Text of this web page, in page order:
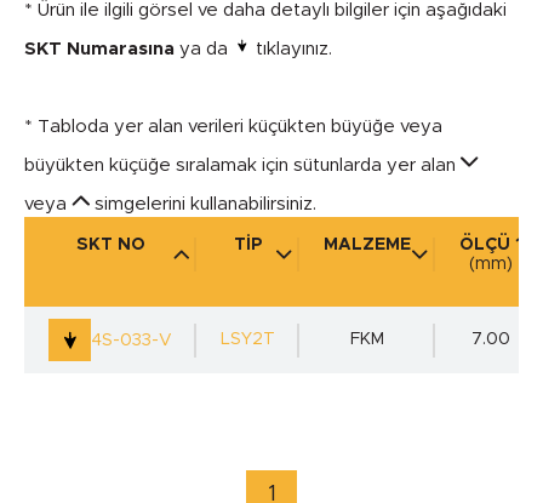
* Ürün ile ilgili görsel ve daha detaylı bilgiler için aşağıdaki
SKT Numarasına ya da tıklayınız.
* Tabloda yer alan verileri küçükten büyüğe veya
büyükten küçüğe sıralamak için sütunlarda yer alan
veya simgelerini kullanabilirsiniz.
SKT NO TİP MALZEME
ÖLÇÜ 1
(mm)
4S-033-V
LSY2T FKM 7.00
1